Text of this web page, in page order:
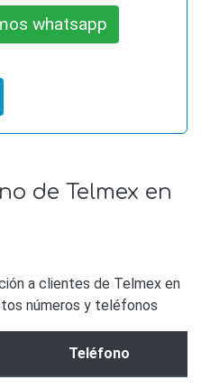
whatsapp
de Telmex en
a clientes de Telmex en
números y teléfonos
Teléfono